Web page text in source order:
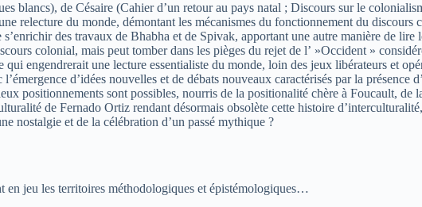
blancs), de Césaire (Cahier d’un retour au pays natal ; Discours sur le
relecture du monde, démontant les mécanismes du fonctionnement du discours
des travaux de Bhabha et de Spivak, apportant une autre manière de lire
colonial, mais peut tomber dans les pièges du rejet de l’ »Occident »
engendrerait une lecture essentialiste du monde, loin des jeux libérateurs et
d’idées nouvelles et de débats nouveaux caractérisés par la présence
positionnements sont possibles, nourris de la positionalité chère à Foucault, de
de Fernado Ortiz rendant désormais obsolète cette histoire
nostalgie et de la célébration d’un passé mythique ?
en jeu les territoires méthodologiques et épistémologiques…